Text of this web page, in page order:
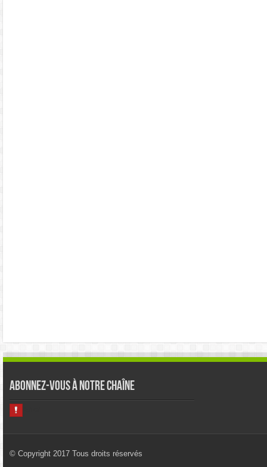
Abonnez-vous à notre chaîne
© Copyright 2017 Tous droits réservés